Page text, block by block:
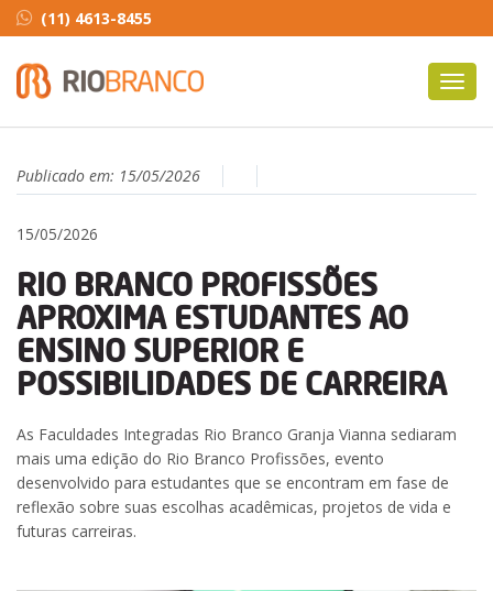
(11) 4613-8455
Publicado em: 15/05/2026
15/05/2026
RIO BRANCO PROFISSÕES
APROXIMA ESTUDANTES AO
ENSINO SUPERIOR E
POSSIBILIDADES DE CARREIRA
As Faculdades Integradas Rio Branco Granja Vianna sediaram
mais uma edição do Rio Branco Profissões, evento
desenvolvido para estudantes que se encontram em fase de
reflexão sobre suas escolhas acadêmicas, projetos de vida e
futuras carreiras.